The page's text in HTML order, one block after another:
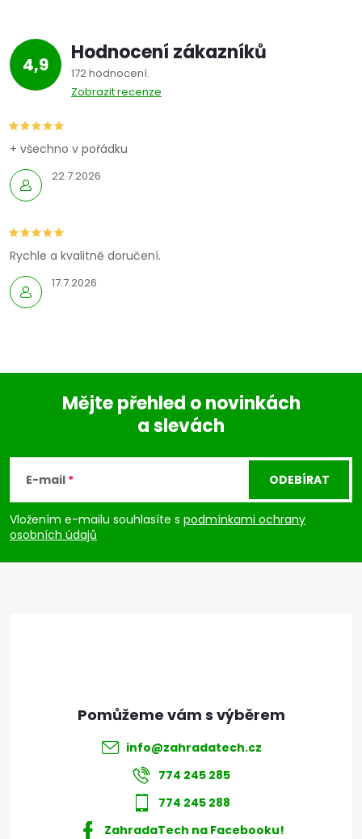
4,9 Hodnocení zákazníků
172 hodnocení
Zobrazit recenze
22.7.2026
+ všechno v pořádku
17.7.2026
Rychle a kvalitně doručení.
p
a
Mějte přehled o novinkách
a slevách
E-mail
Vložením e-mailu souhlasíte s podmínkami ochrany
osobních údajů
ODEBÍRAT
info@zahradatech.cz
774 245 285
774 245 288
ZahradaTech na Facebooku!